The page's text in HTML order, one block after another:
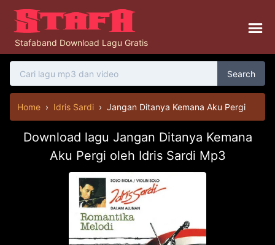
Stafaband Download Lagu Gratis
Search
Home › Idris Sardi › Jangan Ditanya Kemana Aku Pergi
Download lagu Jangan Ditanya Kemana
Aku Pergi oleh Idris Sardi Mp3